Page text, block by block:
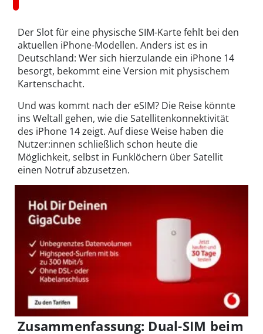
Der Slot für eine physische SIM-Karte fehlt bei den
aktuellen iPhone-Modellen. Anders ist es in
Deutschland: Wer sich hierzulande ein iPhone 14
besorgt, bekommt eine Version mit physischem
Kartenschacht.
Und was kommt nach der eSIM? Die Reise könnte
ins Weltall gehen, wie die Satellitenkonnektivität
des iPhone 14 zeigt. Auf diese Weise haben die
Nutzer:innen schließlich schon heute die
Möglichkeit, selbst in Funklöchern über Satellit
einen Notruf abzusetzen.
Zusammenfassung: Dual-SIM beim